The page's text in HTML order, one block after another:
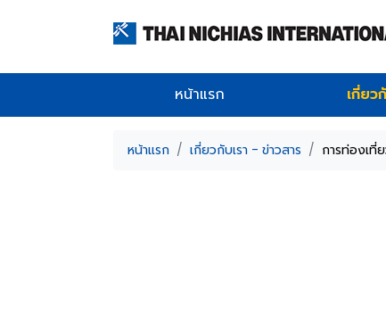
หน้าแรก เกี่ยว
หน้าแรก เกี่ยวกับเรา - ข่าวสาร การท่องเที่